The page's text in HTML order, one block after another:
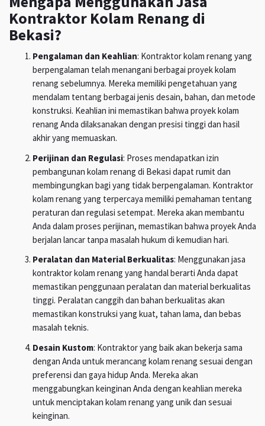
Kontraktor Kolam Renang di
Bekasi?
Pengalaman dan Keahlian: Kontraktor kolam renang yang
berpengalaman telah menangani berbagai proyek kolam
renang sebelumnya. Mereka memiliki pengetahuan yang
mendalam tentang berbagai jenis desain, bahan, dan metode
konstruksi. Keahlian ini memastikan bahwa proyek kolam
renang Anda dilaksanakan dengan presisi tinggi dan hasil
akhir yang memuaskan.
Perijinan dan Regulasi: Proses mendapatkan izin
pembangunan kolam renang di Bekasi dapat rumit dan
membingungkan bagi yang tidak berpengalaman. Kontraktor
kolam renang yang terpercaya memiliki pemahaman tentang
peraturan dan regulasi setempat. Mereka akan membantu
Anda dalam proses perijinan, memastikan bahwa proyek Anda
berjalan lancar tanpa masalah hukum di kemudian hari.
Peralatan dan Material Berkualitas: Menggunakan jasa
kontraktor kolam renang yang handal berarti Anda dapat
memastikan penggunaan peralatan dan material berkualitas
tinggi. Peralatan canggih dan bahan berkualitas akan
memastikan konstruksi yang kuat, tahan lama, dan bebas
masalah teknis.
Desain Kustom: Kontraktor yang baik akan bekerja sama
dengan Anda untuk merancang kolam renang sesuai dengan
preferensi dan gaya hidup Anda. Mereka akan
menggabungkan keinginan Anda dengan keahlian mereka
untuk menciptakan kolam renang yang unik dan sesuai
keinginan.